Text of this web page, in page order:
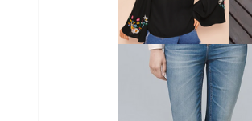
Zapatos
Gafas de